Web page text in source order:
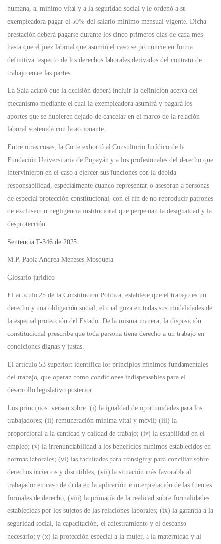
humana, al mínimo vital y a la seguridad social y le ordenó a su
exempleadora pagar el 50% del salario mínimo mensual vigente. Dicha
prestación deberá pagarse durante los cinco primeros días de cada mes
hasta que el juez laboral que asumió el caso se pronuncie en forma
definitiva respecto de los derechos laborales derivados del contrato de
trabajo entre las partes.
La Sala aclaró que la decisión deberá incluir la definición acerca del
mecanismo mediante el cual la exempleadora asumirá y pagará los
aportes que se hubieren dejado de cancelar en el marco de la relación
laboral sostenida con la accionante.
Entre otras cosas, la Corte exhortó al Consultorio Jurídico de la
Fundación Universitaria de Popayán y a los profesionales del derecho que
intervinieron en el caso a ejercer sus funciones con la debida
responsabilidad, especialmente cuando representan o asesoran a personas
de especial protección constitucional, con el fin de no reproducir patrones
de exclusión o negligencia institucional que perpetúan la desigualdad y la
desprotección.
Sentencia T-346 de 2025
M.P. Paola Andrea Meneses Mosquera
Glosario jurídico
El artículo 25 de la Constitución Política: establece que el trabajo es un
derecho y una obligación social, el cual goza en todas sus modalidades de
la especial protección del Estado. De la misma manera, la disposición
constitucional prescribe que toda persona tiene derecho a un trabajo en
condiciones dignas y justas.
El artículo 53 superior: identifica los principios mínimos fundamentales
del trabajo, que operan como condiciones indispensables para el
desarrollo legislativo posterior.
Los principios: versan sobre: (i) la igualdad de oportunidades para los
trabajadores; (ii) remuneración mínima vital y móvil; (iii) la
proporcional a la cantidad y calidad de trabajo; (iv) la estabilidad en el
empleo; (v) la irrenunciabilidad a los beneficios mínimos establecidos en
normas laborales; (vi) las facultades para transigir y para conciliar sobre
derechos inciertos y discutibles; (vii) la situación más favorable al
trabajador en caso de duda en la aplicación e interpretación de las fuentes
formales de derecho; (viii) la primacía de la realidad sobre formalidades
establecidas por los sujetos de las relaciones laborales; (ix) la garantía a la
seguridad social, la capacitación, el adiestramiento y el descanso
necesario; y (x) la protección especial a la mujer, a la maternidad y al